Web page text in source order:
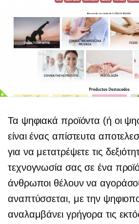
Τα ψηφιακά προϊόντα (ή οι
είναι ένας απίστευτα
για να μετατρέψετε τις
τεχνογνωσία σας σε ένα
άνθρωποι θέλουν να
αναπτύσσεται, με την
αναλαμβάνει γρήγορα τις